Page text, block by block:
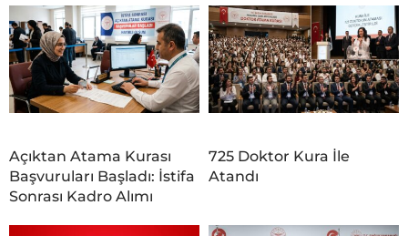
Açıktan Atama Kurası
Başvuruları Başladı: İstifa
Sonrası Kadro Alımı
725 Doktor Kura İle
Atandı